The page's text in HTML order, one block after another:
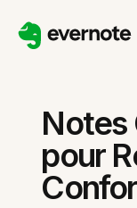
Notes
pour